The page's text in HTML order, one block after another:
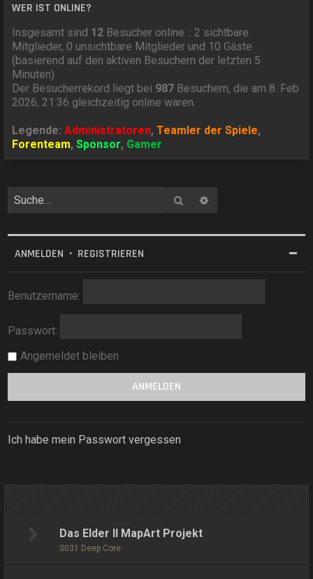
WER IST ONLINE?
Insgesamt sind 12 Besucher online :: 2 sichtbare
Mitglieder, 0 unsichtbare Mitglieder und 10 Gäste
(basierend auf den aktiven Besuchern der letzten 5
Minuten)
Der Besucherrekord liegt bei 987 Besuchern, die am 8. Feb
2026, 21:36 gleichzeitig online waren.
Legende:Administratoren,Teamler der Spiele,
Forenteam,Sponsor, Gamer
Suche
ANMELDEN • REGISTRIEREN
Benutzername:
Passwort:
Angemeldet bleiben
Ich habe mein Passwort vergessen
Das Elder II MapArt Projekt
S031 Deep Core